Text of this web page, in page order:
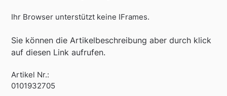
Ihr Browser unterstützt keine IFrames.
Sie können die Artikelbeschreibung aber durch klick
auf diesen Link aufrufen.
Artikel Nr.:
0101932705